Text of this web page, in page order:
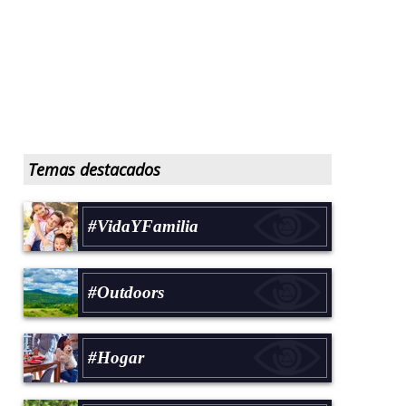
Temas destacados
#VidaYFamilia
#Outdoors
#Hogar